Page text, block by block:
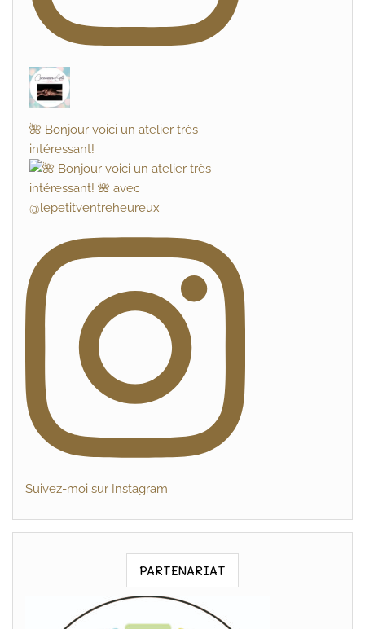
🌺 Bonjour voici un atelier très
intéressant!
Suivez-moi sur Instagram
PARTENARIAT